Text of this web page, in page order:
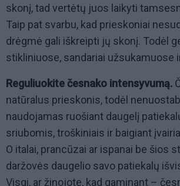
skonį, tad vertėtų juos laikyti
Taip pat svarbu, kad prieskoniai
drėgmė gali iškreipti jų skonį. Todėl
stikliniuose, sandariai užsukamuose
Reguliuokite česnako intensyvumą.
natūralus prieskonis, todėl
naudojamas ruošiant daugelį
sriubomis, troškiniais ir baigiant
O italai, prancūzai ar ispanai be šios
daržovės daugelio savo patiekalų
Visgi, ar žinojote, kad gaminant –